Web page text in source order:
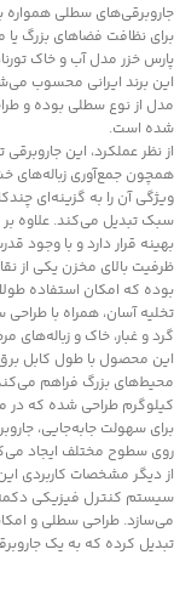
جاروبرقی‌های سطلی همواره
برای نظافت فضاهای بزرگ یا
این برند ایرانی محسوب
مدل از نوع سطلی بوده و
شده است.
از نظر عملکرد، این
همچون جمع‌آوری زباله‌های
ویژگی آن را به گزینه‌ای
بهینه قرار دارد و با وجود
بوده که امکان استفاده
تخلیه آسان، همراه با
گرد و غبار، خاک و زباله‌های
کیلوگرم طراحی شده که در
برای سهولت جابه‌جایی،
روی سطوح مختلف ایجاد
از دیگر مشخصات کاربردی
سیستم کنترل فیزیکی
می‌سازد. طراحی سطلی و
تبدیل کرده که به یک